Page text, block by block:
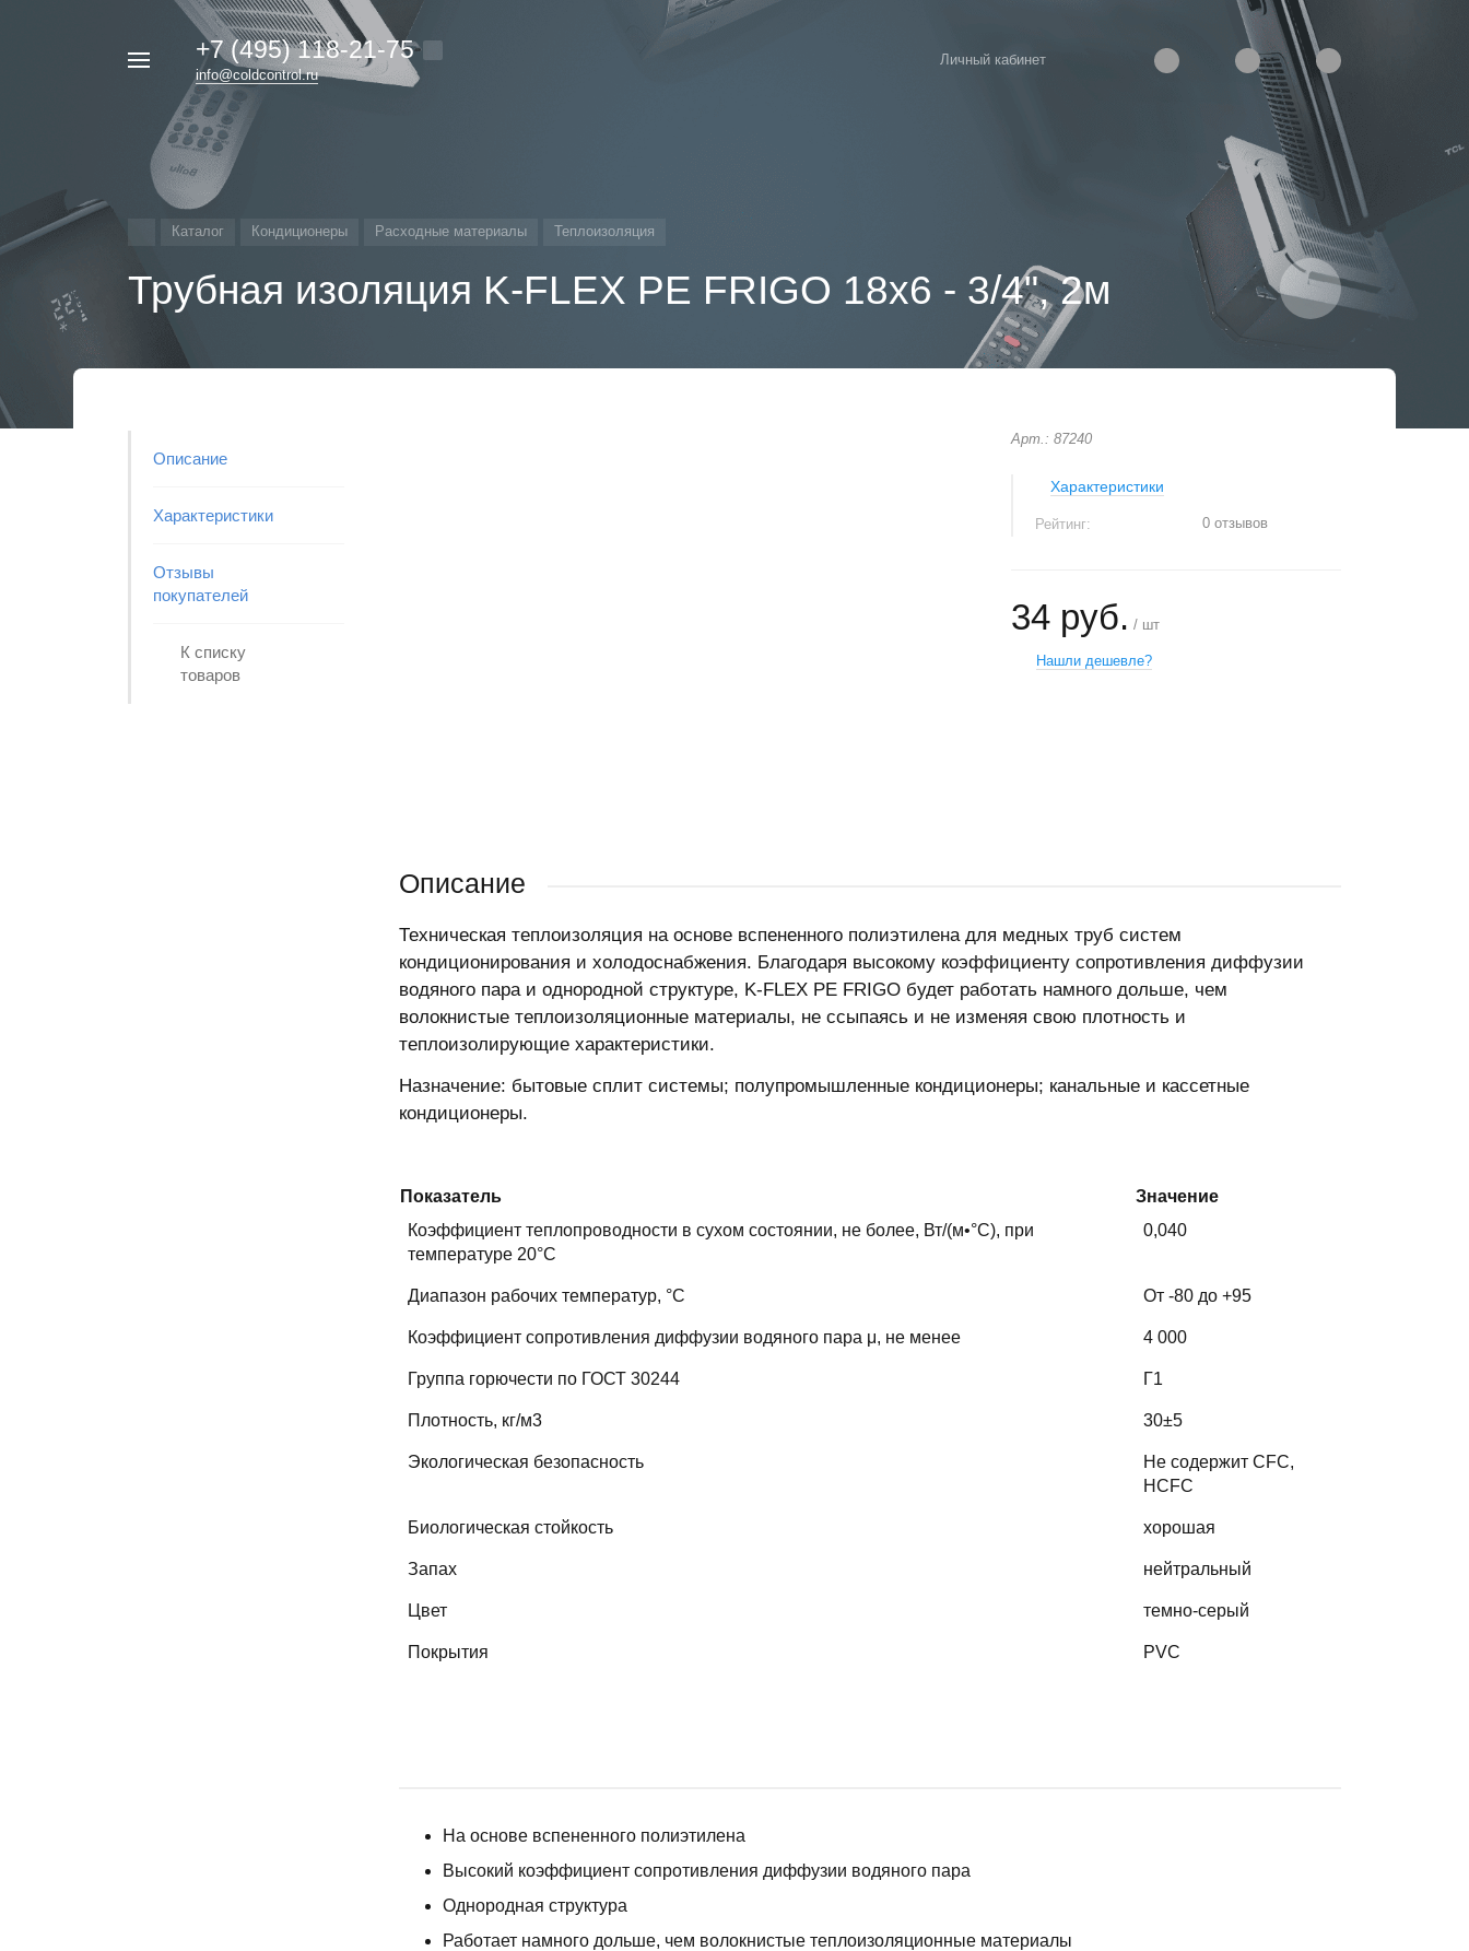
+7 (495) 118-21-75
info@coldcontrol.ru
Личный кабинет
Каталог Кондиционеры Расходные материалы Теплоизоляция
Трубная изоляция K-FLEX PE FRIGO 18х6 - 3/4", 2м
Описание
Характеристики
Отзывы
покупателей
К списку
товаров
Арт.: 87240
Характеристики
Рейтинг: 0 отзывов
34 руб. / шт
Нашли дешевле?
Описание
Техническая теплоизоляция на основе вспененного полиэтилена для медных труб систем
кондиционирования и холодоснабжения. Благодаря высокому коэффициенту сопротивления диффузии
водяного пара и однородной структуре, K-FLEX PE FRIGO будет работать намного дольше, чем
волокнистые теплоизоляционные материалы, не ссыпаясь и не изменяя свою плотность и
теплоизолирующие характеристики.
Назначение: бытовые сплит системы; полупромышленные кондиционеры; канальные и кассетные
кондиционеры.
Показатель
Значение
Коэффициент теплопроводности в сухом состоянии, не более, Вт/(м•°C), при
температуре 20°С
0,040
Диапазон рабочих температур, °C От -80 до +95
Коэффициент сопротивления диффузии водяного пара μ, не менее 4 000
Группа горючести по ГОСТ 30244 Г1
Плотность, кг/м3 30±5
Экологическая безопасность
Не содержит CFC,
HCFC
Биологическая стойкость хорошая
Запах нейтральный
Цвет темно-серый
Покрытия PVC
На основе вспененного полиэтилена
Высокий коэффициент сопротивления диффузии водяного пара
Однородная структура
Работает намного дольше, чем волокнистые теплоизоляционные материалы